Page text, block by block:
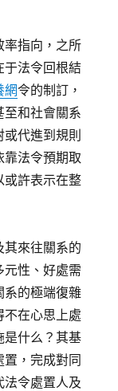
率指向，之所
于法令回根結
網令的制訂，
和社會關系
代進到規則
靠法令預期取
或許表示在整
來往關系的
性、好處需
系的極端復雜
在心思上處
是什么？其基
，完成對同
法令處置人及